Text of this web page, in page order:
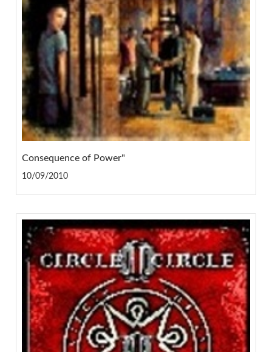
Consequence of Power"
10/09/2010